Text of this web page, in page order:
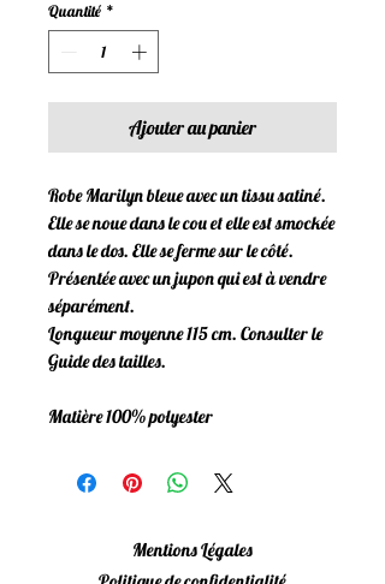
Quantité *
Ajouter au panier
Robe Marilyn bleue avec un tissu satiné.
Elle se noue dans le cou et elle est smockée
dans le dos. Elle se ferme sur le côté.
Présentée avec un jupon qui est à vendre
séparément.
Longueur moyenne 115 cm. Consulter le
Guide des tailles.
Matière 100% polyester
Mentions Légales